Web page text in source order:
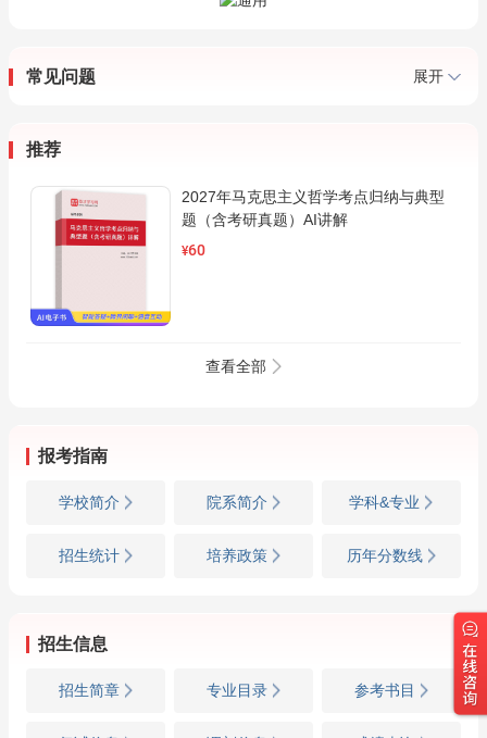
常见问题 展开
推荐
2027年马克思主义哲学考点归纳与典型
题（含考研真题）AI讲解
¥60
查看全部
报考指南
学校简介 院系简介 学科&专业
招生统计 培养政策 历年分数线
招生信息
招生简章 专业目录 参考书目